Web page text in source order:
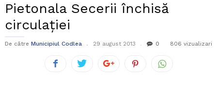
Pietonala Secerii închisă
circulației
De către Municipiul Codlea 29 august 2013 0 806 vizualizari